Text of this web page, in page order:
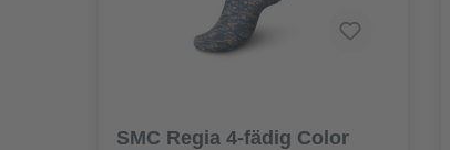
SMC Regia 4-fädig Color